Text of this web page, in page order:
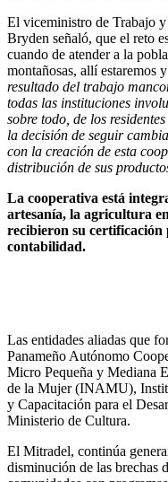
El viceministro de Trabajo
Bryden señaló, que el reto
cuando de atender a la
montañosas, allí estaremos
resultado del trabajo
todas las instituciones
sobre todo, de los
la decisión de seguir
con la creación de esta
distribución de sus
La cooperativa está
artesanía, la agricultura
recibieron su
contabilidad.
Las entidades aliadas que
Panameño Autónomo
Micro Pequeña y Mediana
de la Mujer (INAMU),
y Capacitación para el
Ministerio de Cultura.
El Mitradel, continúa
disminución de las brechas